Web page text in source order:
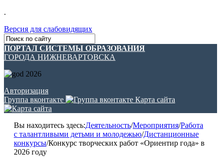
.
Версия для слабовидящих
ПОРТАЛ СИСТЕМЫ ОБРАЗОВАНИЯ
ГОРОДА НИЖНЕВАРТОВСКА
Авторизация
Группа вконтакте
Карта сайта
Вы находитесь здесь:Деятельность/Мероприятия/Работа
с талантливыми детьми и молодежью/Дистанционные
конкурсы/Конкурс творческих работ «Ориентир года» в
2026 году